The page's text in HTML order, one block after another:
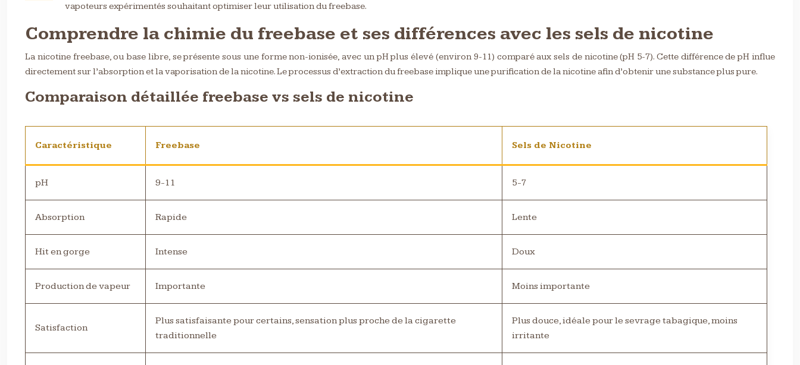
vapoteurs expérimentés souhaitant optimiser leur utilisation du freebase.
Comprendre la chimie du freebase et ses différences avec les sels de nicotine
La nicotine freebase, ou base libre, se présente sous une forme non-ionisée, avec un pH plus élevé (environ 9-11) comparé aux sels de nicotine (pH 5-7). Cette différence de pH influe
directement sur l’absorption et la vaporisation de la nicotine. Le processus d’extraction du freebase implique une purification de la nicotine afin d’obtenir une substance plus pure.
Comparaison détaillée freebase vs sels de nicotine
Caractéristique Freebase Sels de Nicotine
pH 9-11 5-7
Absorption Rapide Lente
Hit en gorge Intense Doux
Production de vapeur Importante Moins importante
Satisfaction
Plus satisfaisante pour certains, sensation plus proche de la cigarette
traditionnelle
Plus douce, idéale pour le sevrage tabagique, moins
irritante